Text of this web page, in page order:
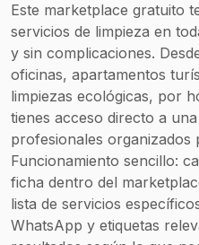
tapicerías y
mantenimiento
de suelos
Abrillantado de
suelos
profesionales
Reformas del
hogar, pintura y
pladur
Servicios de
fontanería,
Este marketplace gratuito
servicios de limpieza en
y sin complicaciones.
oficinas, apartamentos
limpiezas ecológicas, por
tienes acceso directo a
profesionales organizados
Funcionamiento sencillo:
ficha dentro del
lista de servicios
WhatsApp y etiquetas